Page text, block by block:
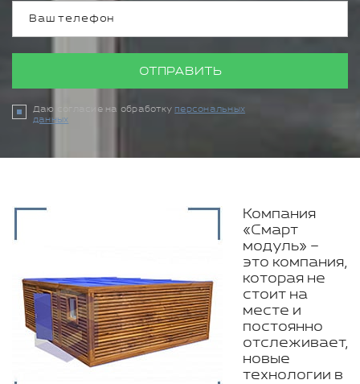
ОТПРАВИТЬ
Даю согласие на обработку персональных
данных
Компания
«Смарт
модуль» –
это компания,
которая не
стоит на
месте и
постоянно
отслеживает,
новые
технологии в